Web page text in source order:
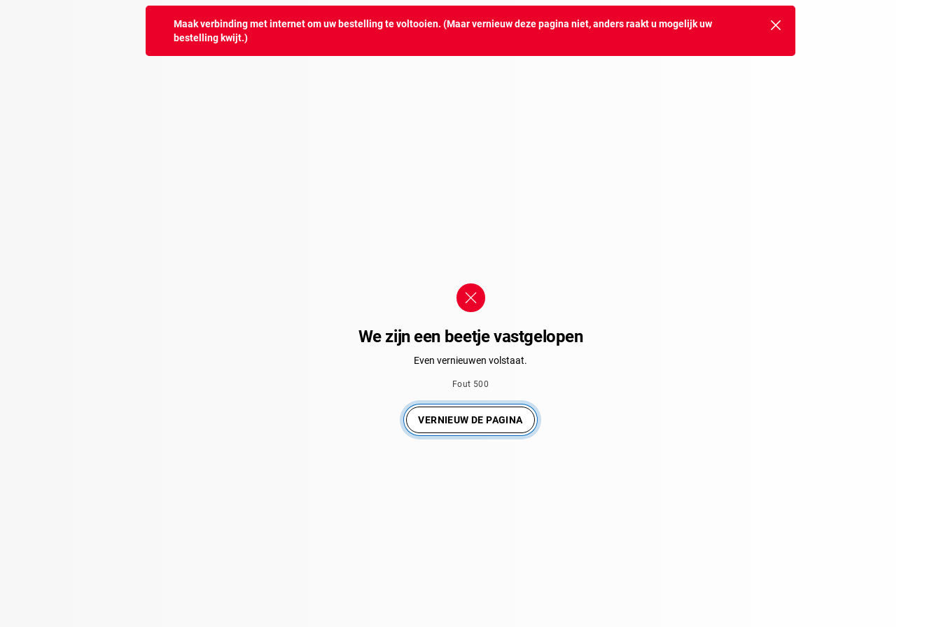
Maak verbinding met internet om uw bestelling te voltooien. (Maar vernieuw deze pagina niet, anders raakt u mogelijk uw
bestelling kwijt.)
We zijn een beetje vastgelopen
Even vernieuwen volstaat.
Fout 500
VERNIEUW DE PAGINA